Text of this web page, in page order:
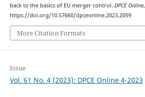
back to the basics of EU merger control. DPCE Online,
https://doi.org/10.57660/dpceonline.2023.2059
More Citation Formats
Issue
Vol. 61 No. 4 (2023): DPCE Online 4-2023